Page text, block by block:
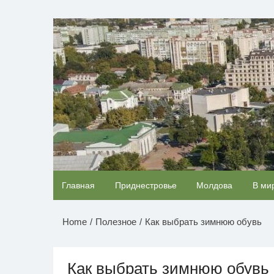
содержимомуНОВОСТИ
Главная Приднестровье Молдова В
Home Полезное Как выбрать зимнюю обувь
Как выбрать зимнюю обувь
Ролик длится несколько секунд, а смеяться
будете долго